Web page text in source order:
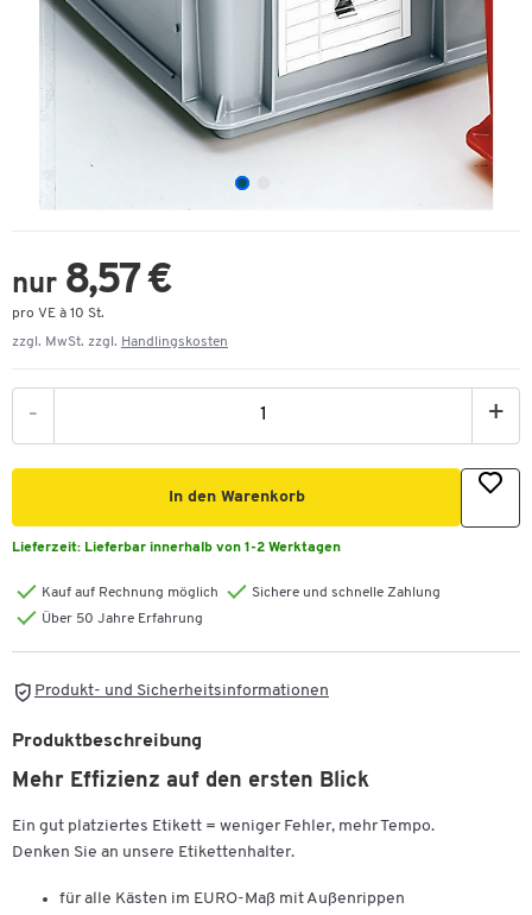
nur 8,57 €
pro VE à 10 St.
zzgl. MwSt. zzgl. Handlingskosten
- +
In den Warenkorb
Lieferzeit: Lieferbar innerhalb von 1-2 Werktagen
Kauf auf Rechnung möglich
Sichere und schnelle Zahlung
Über 50 Jahre Erfahrung
Produkt- und Sicherheitsinformationen
Produktbeschreibung
Mehr Effizienz auf den ersten Blick
Ein gut platziertes Etikett = weniger Fehler, mehr Tempo.
Denken Sie an unsere Etikettenhalter.
für alle Kästen im EURO-Maß mit Außenrippen